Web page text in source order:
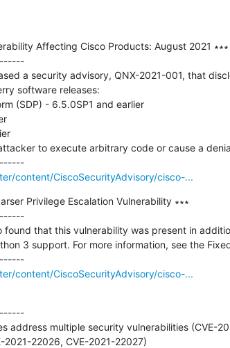
Affecting Cisco Products: August 2021 ∗∗∗
a security advisory, QNX-2021-001, that
software releases:
(SDP) - 6.5.0SP1 and earlier
to execute arbitrary code or cause a
---------------------------------------------
content/CiscoSecurityAdvisory/cisco-...
Privilege Escalation Vulnerability ∗∗∗
that this vulnerability was present in
3 support. For more information, see the
---------------------------------------------
content/CiscoSecurityAdvisory/cisco-...
address multiple security vulnerabilities (CVE-
2021-22026, CVE-2021-22027)